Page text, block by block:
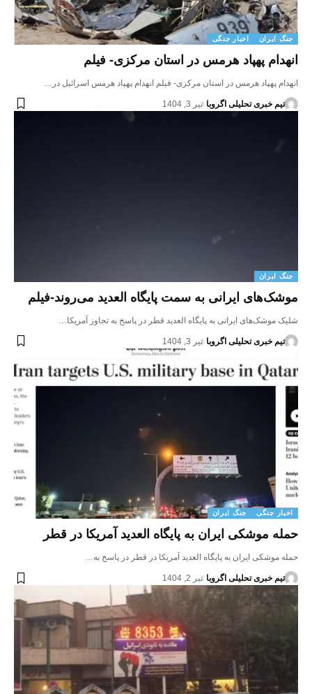
جنگ ایران اخبار جنگی
انهدام پهپاد هرمس در استان مرکزی- فیلم
انهدام پهپاد هرمس در استان مرکزی- فیلم انهدام پهپاد هرمس اسرائیل در…
تیم خبری تحلیلی اگروبا تیر 3, 1404
جنگ ایران
موشک‌های ایرانی به سمت پایگاه العدید می‌روند-فیلم
شلیک موشک‌های ایرانی به پایگاه العدید قطر در پاسخ به تجاوز آمریکا…
تیم خبری تحلیلی اگروبا تیر 3, 1404
اخبار جنگی جنگ ایران
حمله موشکی ایران به پایگاه العدید آمریکا در قطر
حمله موشکی ایران به پایگاه العدید آمریکا در قطر در پاسخ به…
تیم خبری تحلیلی اگروبا تیر 2, 1404